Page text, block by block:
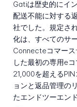
Gatiは歴史的にイ
配送不能に対する
社でした。規定さ
化は、すべてのサ
Connecteコマー
した最初の専用e
21,000を超える
ョンと返品管理の
たエンドツーエン